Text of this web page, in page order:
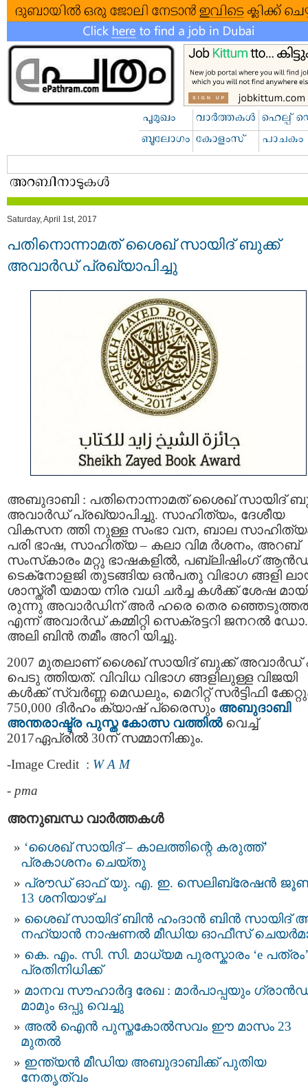
Saturday, April 1st, 2017
പതിനൊന്നാമത് ശൈഖ് സായിദ് ബുക്ക്
അവാര്‍ഡ് പ്രഖ്യാപിച്ചു
അബുദാബി : പതിനൊന്നാമത് ശൈഖ് സായിദ്
അവാര്‍ഡ് പ്രഖ്യാപിച്ചു. സാഹിത്യം, ദേശീയ
വികസന ത്തി നുള്ള സംഭാ വന, ബാല
പരി ഭാഷ, സാഹിത്യ – കലാ വിമ ര്‍ശനം, അറബ്
സംസ്‌കാരം മറ്റു ഭാഷകളില്‍, പബ്ലിഷിംഗ്
ടെക്‌നോളജി തുടങ്ങിയ ഒന്‍പതു വിഭാഗ ങ്ങളി
ശാസ്ത്രീ യമായ നിര വധി ചര്‍ച്ച കള്‍ക്ക് ശേഷ
രുന്നു അവാര്‍ഡിന് അര്‍ ഹരെ തെര
എന്ന് അവാര്‍ഡ് കമ്മിറ്റി സെക്രട്ടറി ജനറല്‍ ഡോ.
അലി ബിന്‍ തമീം അറി യിച്ചു.
2007 മുതലാണ് ശൈഖ് സായിദ് ബുക്ക് അവാര്‍ഡ്
പെടു ത്തിയത്. വിവിധ വിഭാഗ ങ്ങളിലുള്ള വിജയി
കള്‍ക്ക് സ്വര്‍ണ്ണ മെഡലും, മെറിറ്റ് സര്‍ട്ടിഫി
750,000 ദിര്‍ഹം ക്യാഷ് പ്രൈസും അബുദാബി
അന്തരാഷ്ട്ര പുസ്ത കോത്സ വത്തില്‍വെച്ച്
2017ഏപ്രില്‍ 30ന് സമ്മാനിക്കും.
-Image Credit : W A M
- pma
അനുബന്ധ വാര്‍ത്തകള്‍
‘ശൈഖ് സായിദ് – കാലത്തിന്റെ കരുത്ത്’
പ്രകാശനം ചെയ്തു
പ്രൗഡ് ഓഫ് യു. എ. ഇ. സെലിബ്രേഷൻ
13 ശനിയാഴ്ച
ശൈഖ് സായിദ് ബിൻ ഹംദാൻ ബിൻ സായിദ്
നഹ്യാന്‍ നാഷണൽ മീഡിയ ഓഫീസ്
കെ. എം. സി. സി. മാധ്യമ പുരസ്കാരം ‘e പത്രം’
പ്രതിനിധിക്ക്
മാ​ന​വ സൗ​ഹാ​ർ​ദ്ദ രേ​ഖ : മാ​ർ​പാ​പ്പ​യും
മാ​മും ഒ​പ്പു ​വെ​ച്ചു
അൽ ഐൻ പുസ്തകോൽസവം ഈ മാസം 23
മുതൽ
ഇന്ത്യന്‍ മീഡിയ അബുദാബിക്ക് പുതിയ
നേതൃത്വം